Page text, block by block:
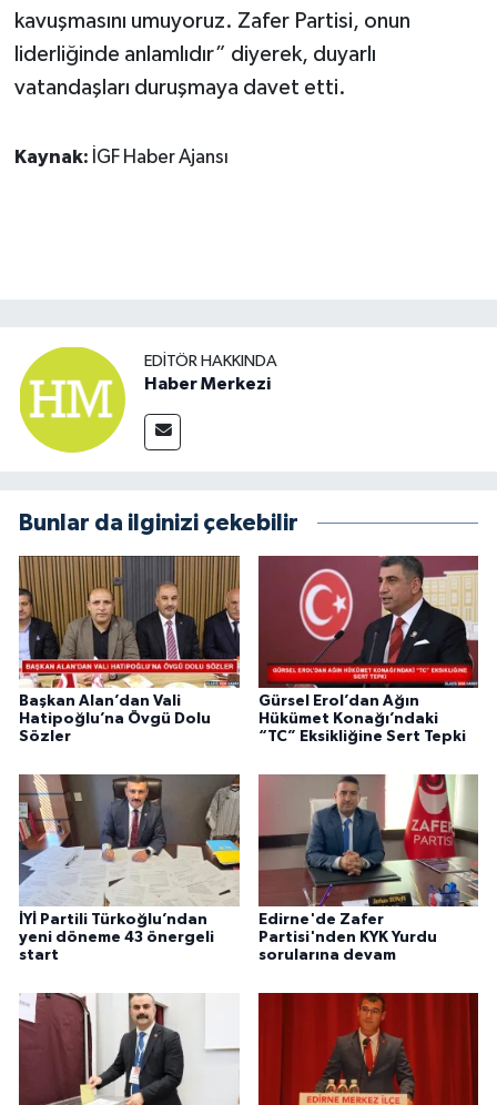
kavuşmasını umuyoruz. Zafer Partisi, onun
liderliğinde anlamlıdır” diyerek, duyarlı
vatandaşları duruşmaya davet etti.
Kaynak: İGF Haber Ajansı
EDITÖR HAKKINDA
Haber Merkezi
Bunlar da ilginizi çekebilir
Başkan Alan’dan Vali
Hatipoğlu’na Övgü Dolu
Sözler
Gürsel Erol’dan Ağın
Hükümet Konağı’ndaki
“TC” Eksikliğine Sert Tepki
İYİ Partili Türkoğlu’ndan
yeni döneme 43 önergeli
start
Edirne'de Zafer
Partisi'nden KYK Yurdu
sorularına devam